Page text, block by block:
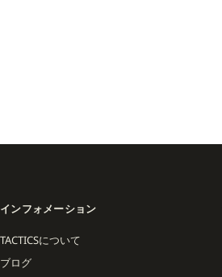
インフォメーション
TACTICSについて
ブログ